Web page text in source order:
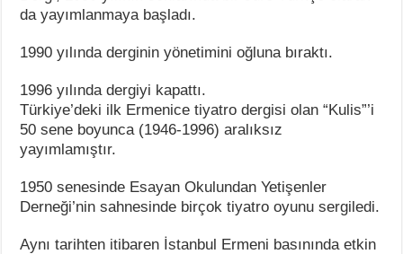
da yayımlanmaya başladı.
1990 yılında derginin yönetimini oğluna bıraktı.
1996 yılında dergiyi kapattı.
Türkiye’deki ilk Ermenice tiyatro dergisi olan “Kulis”’i
50 sene boyunca (1946-1996) aralıksız
yayımlamıştır.
1950 senesinde Esayan Okulundan Yetişenler
Derneği’nin sahnesinde birçok tiyatro oyunu sergiledi.
Aynı tarihten itibaren İstanbul Ermeni basınında etkin